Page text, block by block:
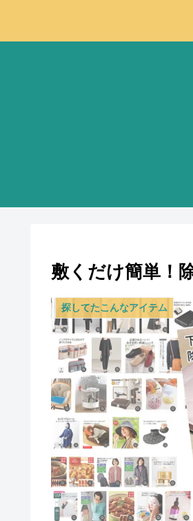
敷くだけ簡単！
探してたこんなアイテム